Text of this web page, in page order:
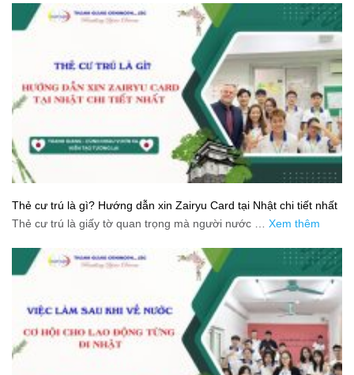
Thẻ cư trú là gì? Hướng dẫn xin Zairyu Card tại Nhật chi tiết nhất
Thẻ cư trú là giấy tờ quan trọng mà người nước … Xem thêm